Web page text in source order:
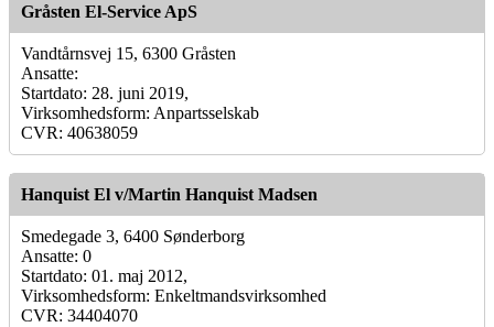
Gråsten El-Service ApS
Vandtårnsvej 15, 6300 Gråsten
Ansatte:
Startdato: 28. juni 2019,
Virksomhedsform: Anpartsselskab
CVR: 40638059
Hanquist El v/Martin Hanquist Madsen
Smedegade 3, 6400 Sønderborg
Ansatte: 0
Startdato: 01. maj 2012,
Virksomhedsform: Enkeltmandsvirksomhed
CVR: 34404070